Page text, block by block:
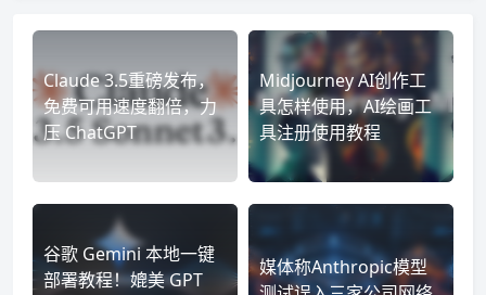
Claude 3.5重磅发布，
免费可用速度翻倍，力
压 ChatGPT
Midjourney AI创作工
具怎样使用，AI绘画工
具注册使用教程
谷歌 Gemini 本地一键
部署教程！媲美 GPT
媒体称Anthropic模型